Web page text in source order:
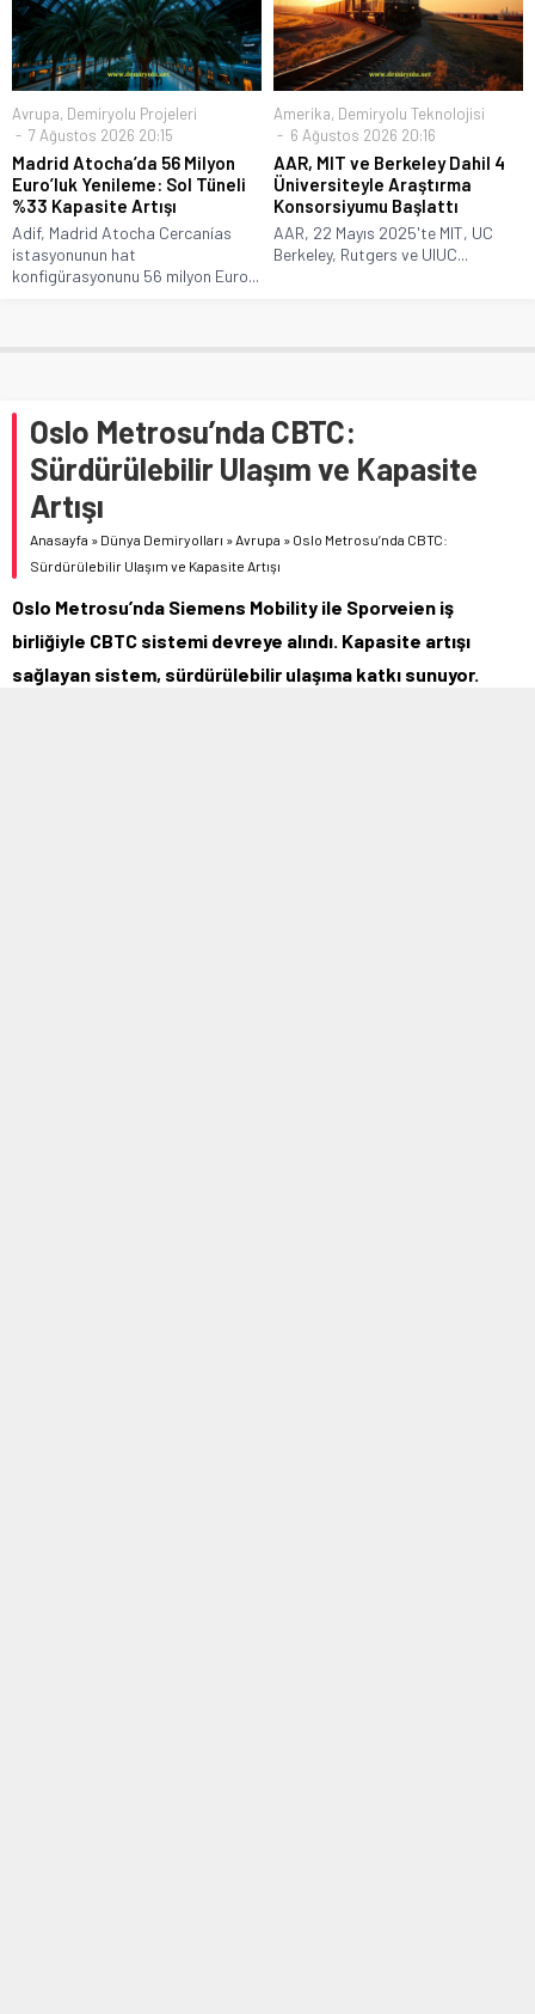
Avrupa, Demiryolu Projeleri
7 Ağustos 2026 20:15
Madrid Atocha’da 56 Milyon
Euro’luk Yenileme: Sol Tüneli
%33 Kapasite Artışı
Adif, Madrid Atocha Cercanías
istasyonunun hat
konfigürasyonunu 56 milyon Euro...
Amerika, Demiryolu Teknolojisi
6 Ağustos 2026 20:16
AAR, MIT ve Berkeley Dahil 4
Üniversiteyle Araştırma
Konsorsiyumu Başlattı
AAR, 22 Mayıs 2025'te MIT, UC
Berkeley, Rutgers ve UIUC...
Oslo Metrosu’nda CBTC:
Sürdürülebilir Ulaşım ve Kapasite
Artışı
Anasayfa » Dünya Demiryolları »Avrupa » Oslo Metrosu’nda CBTC:
Sürdürülebilir Ulaşım ve Kapasite Artışı
Oslo Metrosu’nda Siemens Mobility ile Sporveien iş
birliğiyle CBTC sistemi devreye alındı. Kapasite artışı
sağlayan sistem, sürdürülebilir ulaşıma katkı sunuyor.